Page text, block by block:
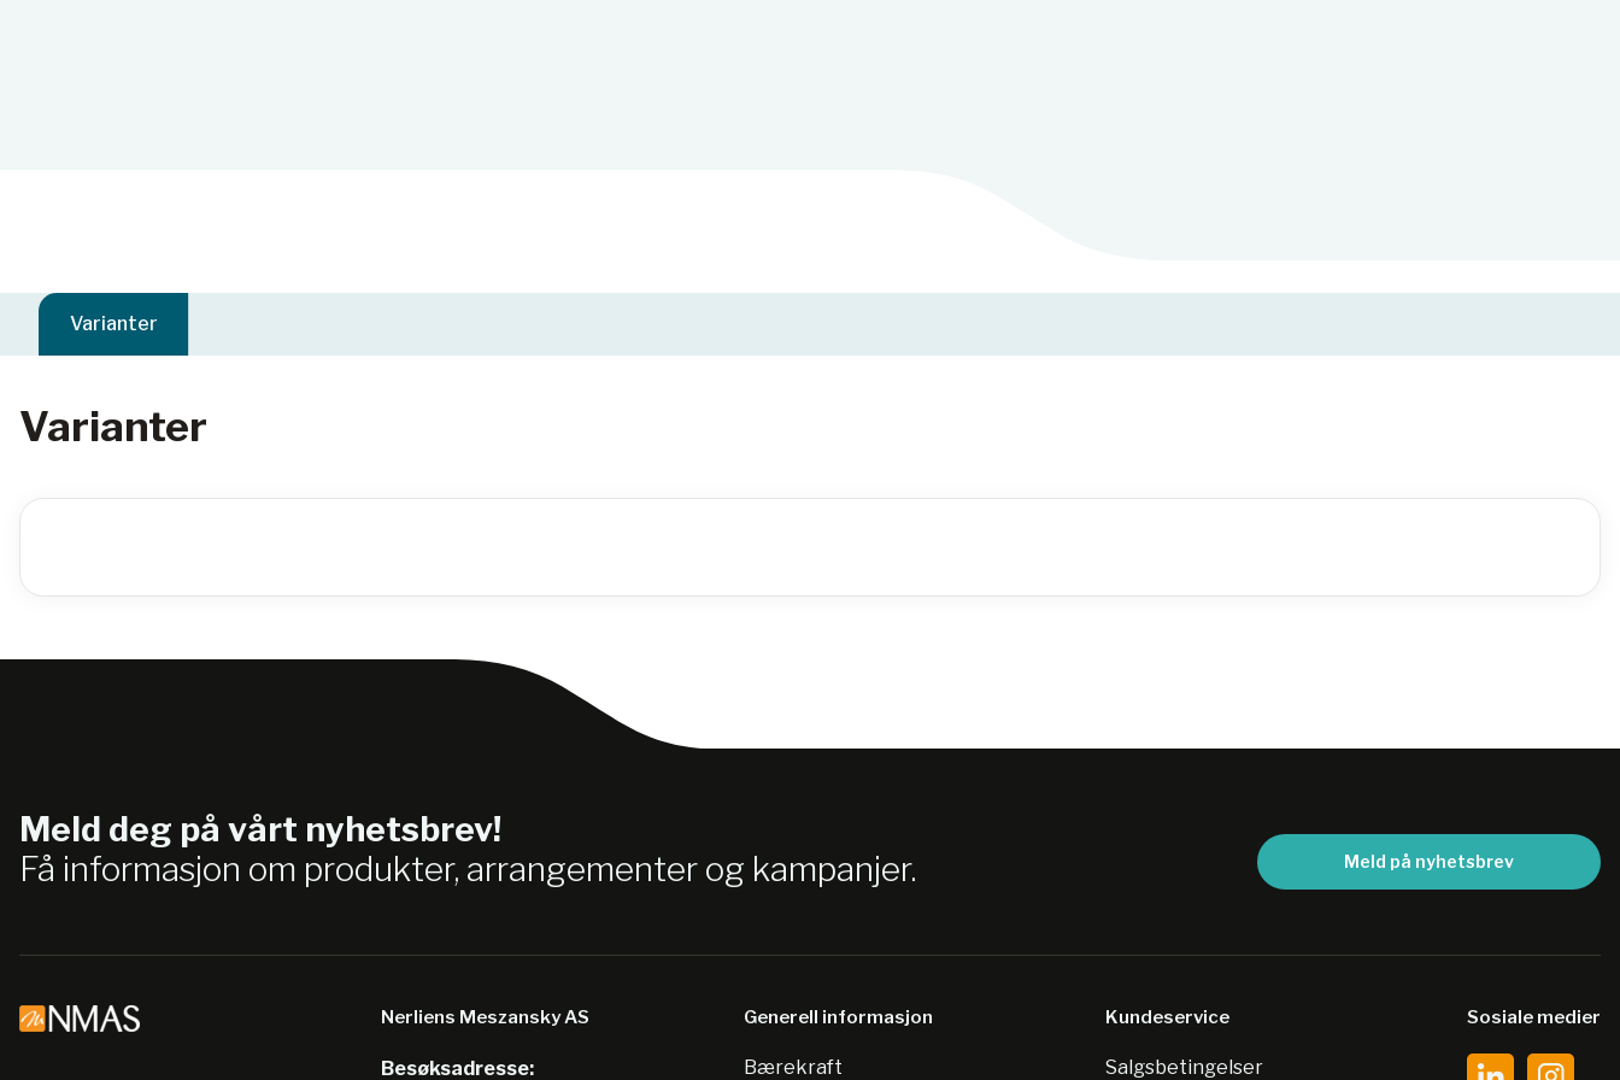
Varianter
Varianter
Meld deg på vårt nyhetsbrev!
Få informasjon om produkter, arrangementer og kampanjer.
Meld på nyhetsbrev
Nerliens Meszansky AS
Besøksadresse:
Generell informasjon
Bærekraft
Kundeservice
Salgsbetingelser
Sosiale medier